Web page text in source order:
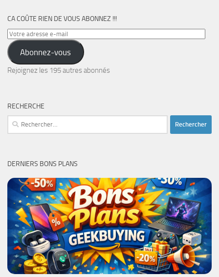
CA COÛTE RIEN DE VOUS ABONNEZ !!!
Votre
adresse
e-
mail
Abonnez-vous
Rejoignez les 195 autres abonnés
RECHERCHE
Rechercher :
DERNIERS BONS PLANS